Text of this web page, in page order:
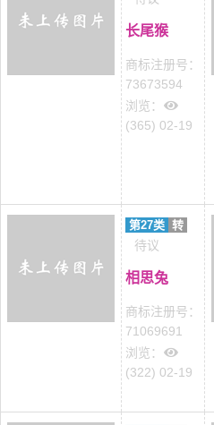
长尾猴
商标注册号：
73673594
浏览：
(365) 02-19
第27类 转
待议
相思兔
商标注册号：
71069691
浏览：
(322) 02-19